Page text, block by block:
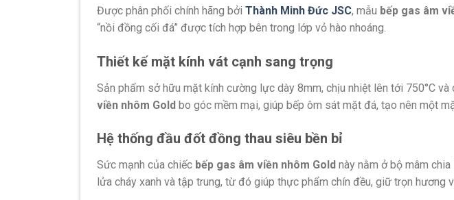
Được phân phối chính hãng bởi Thành Minh Đức JSC, mẫu bếp gas âm
“nồi đồng cối đá” được tích hợp bên trong lớp vỏ hào nhoáng.
Thiết kế mặt kính vát cạnh sang trọng
Sản phẩm sở hữu mặt kính cường lực dày 8mm, chịu nhiệt lên tới 750°C và
viền nhôm Gold bo góc mềm mại, giúp bếp ôm sát mặt đá, tạo nên một
Hệ thống đầu đốt đồng thau siêu bền bỉ
Sức mạnh của chiếc bếp gas âm viền nhôm Gold này nằm ở bộ mâm
lửa cháy xanh và tập trung, từ đó giúp thực phẩm chín đều, giữ trọn hương